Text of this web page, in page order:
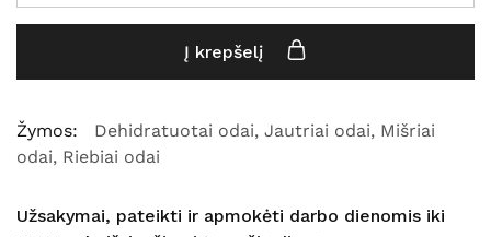
Į krepšelį
Žymos: Dehidratuotai odai, Jautriai odai, Mišriai
odai, Riebiai odai
Užsakymai, pateikti ir apmokėti darbo dienomis iki